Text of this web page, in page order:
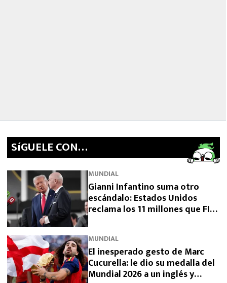
SíGUELE CON…
MUNDIAL
Gianni Infantino suma otro
escándalo: Estados Unidos
reclama los 11 millones que FIFA
MUNDIAL
El inesperado gesto de Marc
Cucurella: le dio su medalla del
Mundial 2026 a un inglés y